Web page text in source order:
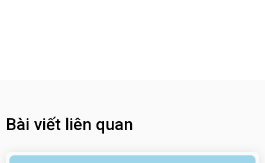
Bài viết liên quan